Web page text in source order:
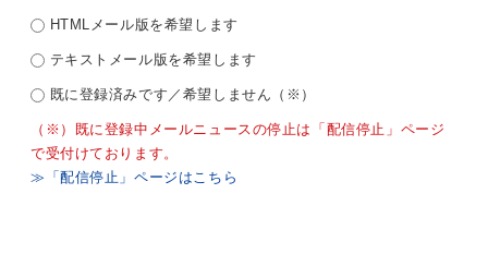
HTMLメール版を希望します
テキストメール版を希望します
既に登録済みです／希望しません（※）
（※）既に登録中メールニュースの停止は「配信停止」ページ
で受付けております。
≫「配信停止」ページはこちら